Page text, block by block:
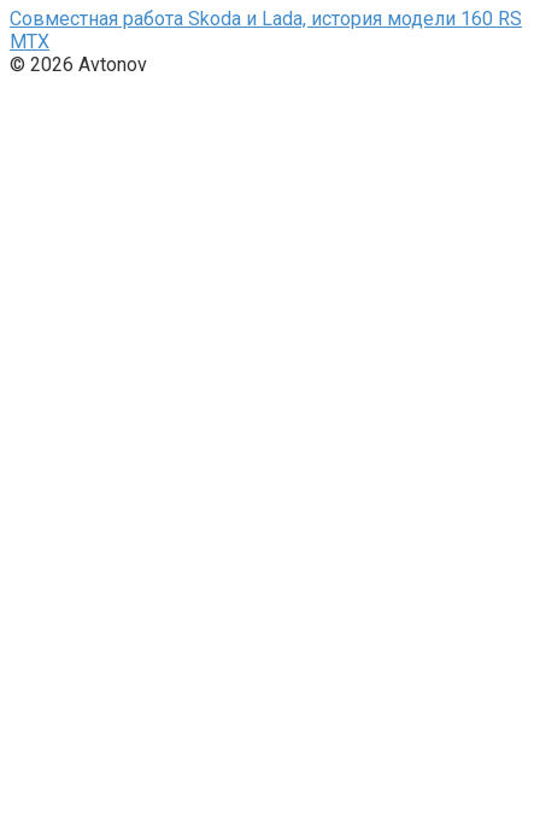
Совместная работа Skoda и Lada, история модели 160 RS
MTX
© 2026 Avtonov